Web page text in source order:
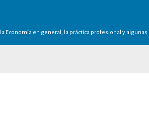
Economía en general, la práctica profesional y